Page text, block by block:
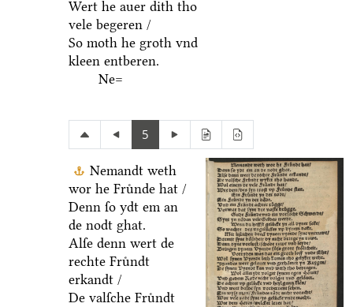
Wert he auer dith tho
vele begeren /
So moth he groth vnd
kleen entberen.
Ne=
5
Nemandt weth
wor he Fruͤnde hat /
Denn ſo ydt em an
de nodt ghat.
Alſe denn wert de
rechte Fruͤndt
erkandt /
De valſche Fruͤndt